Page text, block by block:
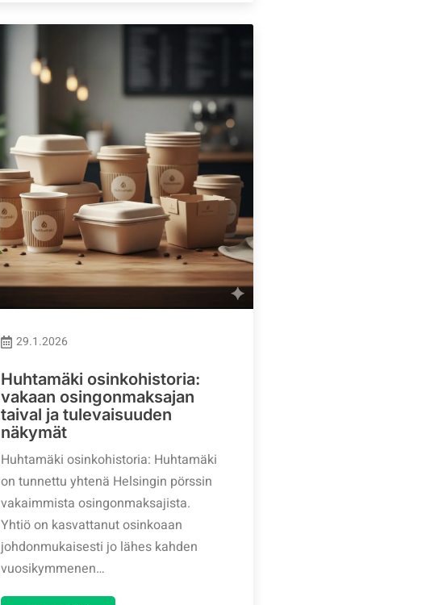
29.1.2026
Huhtamäki osinkohistoria:
vakaan osingonmaksajan
taival ja tulevaisuuden
näkymät
Huhtamäki osinkohistoria: Huhtamäki
on tunnettu yhtenä Helsingin pörssin
vakaimmista osingonmaksajista.
Yhtiö on kasvattanut osinkoaan
johdonmukaisesti jo lähes kahden
vuosikymmenen…